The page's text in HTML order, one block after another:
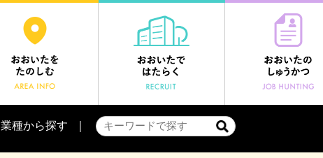
業種から探す